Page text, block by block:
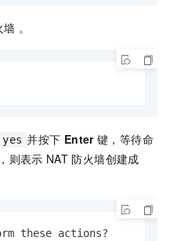
。
yes 并按下 Enter 键，等待命
则表示 NAT 防火墙创建成
these actions?